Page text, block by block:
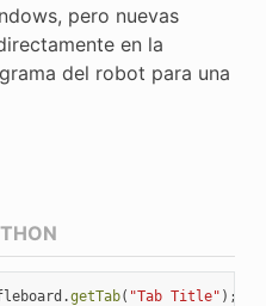
pero nuevas
en la
del robot para una
.getTab( "Tab Title" );